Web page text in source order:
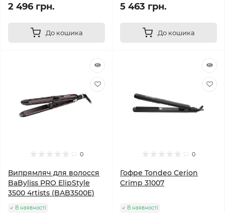
2 496 грн.
До кошика
5 463 грн.
До кошика
0
Випрямляч для волосся
BaByliss PRO ElipStyle
3500 4rtists (BAB3500E)
В наявності
0
Гофре Tondeo Cerion
Crimp 31007
В наявності